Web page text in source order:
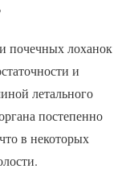
почечных лоханок
и
летального
постепенно
в некоторых